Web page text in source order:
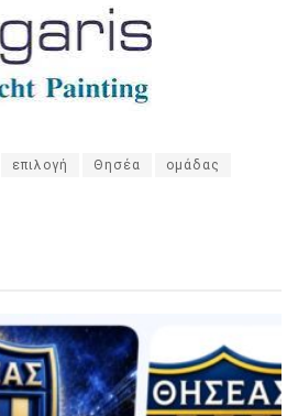
επιλογή Θησέα ομάδας